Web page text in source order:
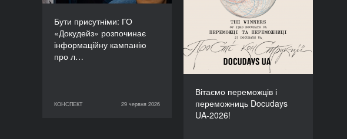
Бути присутніми: ГО
«Докудейз» розпочинає
інформаційну кампанію
про л…
КОНСПЕКТ 29 червня 2026
КОНСПЕКТ
29 червня 2026
Вітаємо переможців і
переможниць Docudays
UA-2026!
Вітаємо переможців і
переможниць Docudays
UA-2026!